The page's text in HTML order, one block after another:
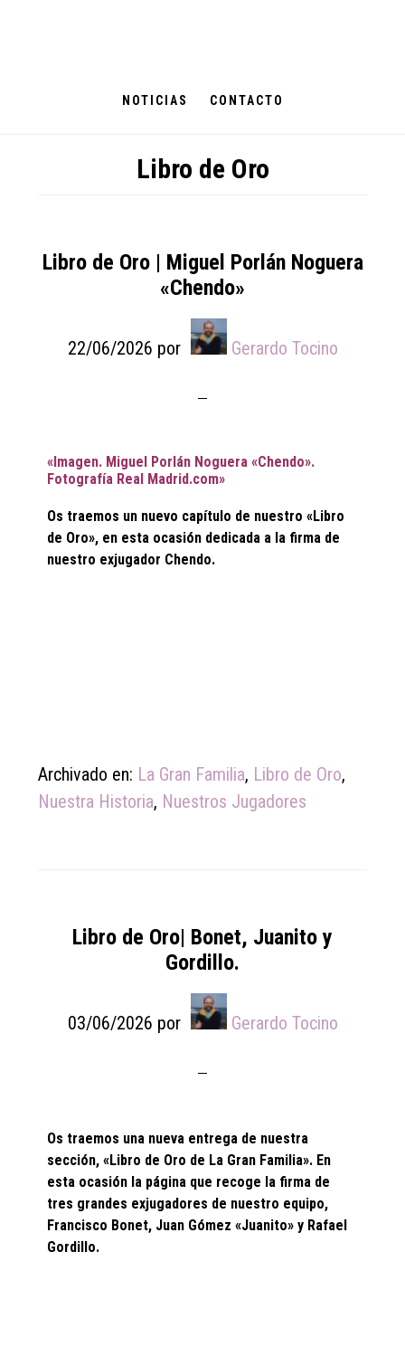
NOTICIAS CONTACTO
Libro de Oro
Libro de Oro | Miguel Porlán Noguera
«Chendo»
22/06/2026 por Gerardo Tocino
«Imagen. Miguel Porlán Noguera «Chendo».
Fotografía Real Madrid.com»
Os traemos un nuevo capítulo de nuestro «Libro
de Oro», en esta ocasión dedicada a la firma de
nuestro exjugador Chendo.
Archivado en: La Gran Familia, Libro de Oro,
Nuestra Historia, Nuestros Jugadores
Libro de Oro| Bonet, Juanito y
Gordillo.
03/06/2026 por Gerardo Tocino
Os traemos una nueva entrega de nuestra
sección, «Libro de Oro de La Gran Familia». En
esta ocasión la página que recoge la firma de
tres grandes exjugadores de nuestro equipo,
Francisco Bonet, Juan Gómez «Juanito» y Rafael
Gordillo.